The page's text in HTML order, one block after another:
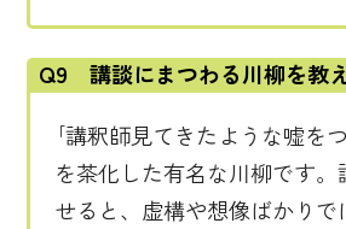
Q9 講談にまつわる川柳を教え
｢講釈師見てきたような嘘を
を茶化した有名な川柳です。
せると、虚構や想像ばかり